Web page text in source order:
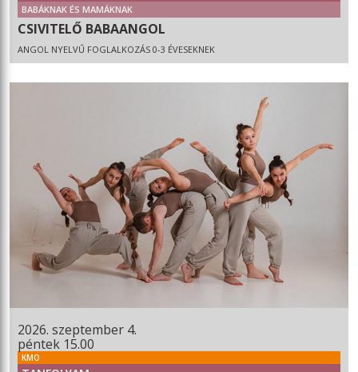
BABÁKNAK ÉS MAMÁKNAK
CSIVITELŐ BABAANGOL
ANGOL NYELVŰ FOGLALKOZÁS 0-3 ÉVESEKNEK
2026. szeptember 4.
péntek 15.00
KMO